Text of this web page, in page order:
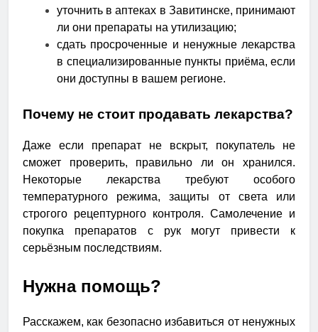
уточнить в аптеках в Завитинске, принимают
ли они препараты на утилизацию;
сдать просроченные и ненужные лекарства
в специализированные пункты приёма, если
они доступны в вашем регионе.
Почему не стоит продавать лекарства?
Даже если препарат не вскрыт, покупатель не
сможет проверить, правильно ли он хранился.
Некоторые лекарства требуют особого
температурного режима, защиты от света или
строгого рецептурного контроля. Самолечение и
покупка препаратов с рук могут привести к
серьёзным последствиям.
Нужна помощь?
Расскажем, как безопасно избавиться от ненужных